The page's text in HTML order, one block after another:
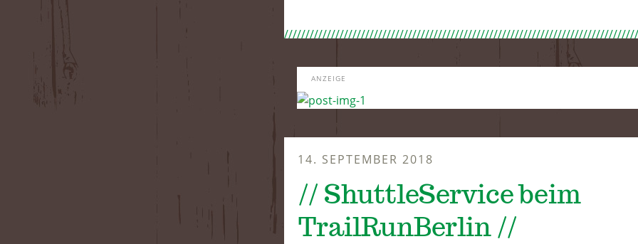
ANZEIGE
14. SEPTEMBER 2018
// ShuttleService beim
TrailRunBerlin //